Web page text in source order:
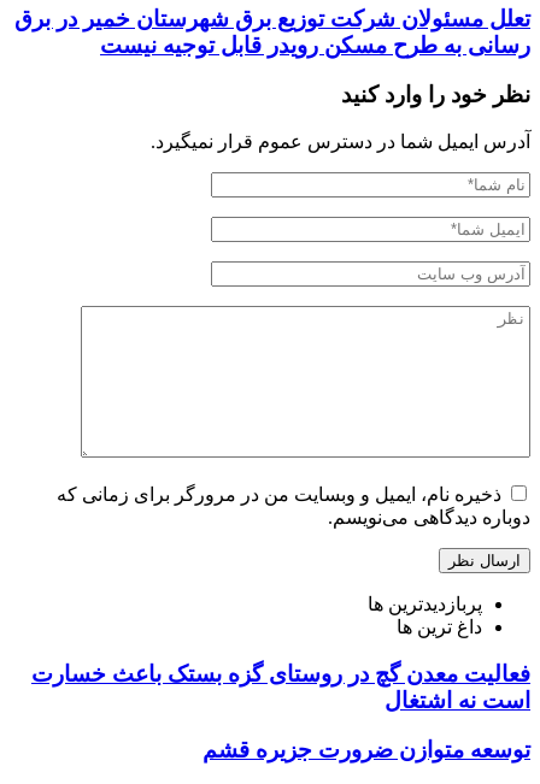
تعلل مسئولان شرکت توزیع برق شهرستان خمیر در برق
رسانی به طرح مسکن رویدر قابل توجیه نیست
نظر خود را وارد کنید
آدرس ایمیل شما در دسترس عموم قرار نمیگیرد.
ذخیره نام، ایمیل و وبسایت من در مرورگر برای زمانی که
دوباره دیدگاهی می‌نویسم.
پربازدیدترین ها
داغ ترین ها
فعالیت معدن گچ در روستای گزه بستک باعث خسارت
است نه اشتغال
توسعه متوازن ضرورت جزیره قشم